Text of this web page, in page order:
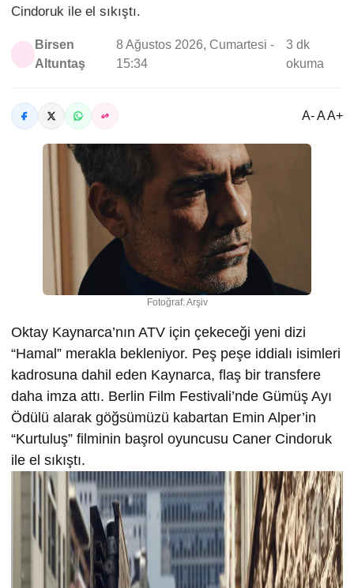
Cindoruk ile el sıkıştı.
Birsen
Altuntaş
8 Ağustos 2026, Cumartesi -
15:34
3 dk
okuma
A- A A+
Fotoğraf: Arşiv
Oktay Kaynarca’nın ATV için çekeceği yeni dizi
“Hamal” merakla bekleniyor. Peş peşe iddialı isimleri
kadrosuna dahil eden Kaynarca, flaş bir transfere
daha imza attı. Berlin Film Festivali’nde Gümüş Ayı
Ödülü alarak göğsümüzü kabartan Emin Alper’in
“Kurtuluş” filminin başrol oyuncusu Caner Cindoruk
ile el sıkıştı.